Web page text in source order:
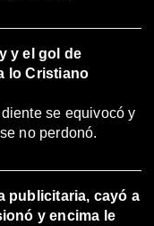
y el gol de
lo Cristiano
se equivocó y
no perdonó.
publicitaria, cayó a
y encima le